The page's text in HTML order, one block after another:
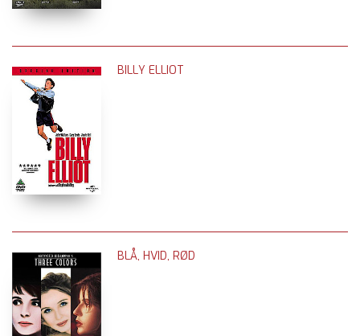
BILLY ELLIOT
BLÅ, HVID, RØD